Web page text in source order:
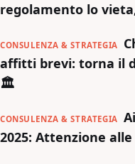
regolamento lo
CONSULENZA & STRATEGIA
affitti brevi: torna il
🏛️
CONSULENZA & STRATEGIA
2025: Attenzione